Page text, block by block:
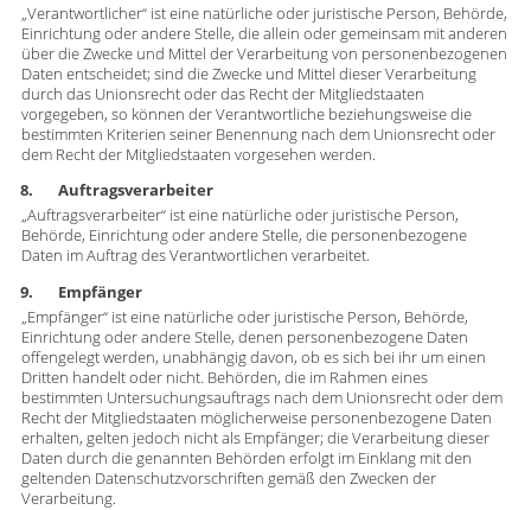
„Verantwortlicher“ ist eine natürliche oder juristische Person, Behörde,
Einrichtung oder andere Stelle, die allein oder gemeinsam mit anderen
über die Zwecke und Mittel der Verarbeitung von personenbezogenen
Daten entscheidet; sind die Zwecke und Mittel dieser Verarbeitung
durch das Unionsrecht oder das Recht der Mitgliedstaaten
vorgegeben, so können der Verantwortliche beziehungsweise die
bestimmten Kriterien seiner Benennung nach dem Unionsrecht oder
dem Recht der Mitgliedstaaten vorgesehen werden.
8. Auftragsverarbeiter
„Auftragsverarbeiter“ ist eine natürliche oder juristische Person,
Behörde, Einrichtung oder andere Stelle, die personenbezogene
Daten im Auftrag des Verantwortlichen verarbeitet.
9. Empfänger
„Empfänger“ ist eine natürliche oder juristische Person, Behörde,
Einrichtung oder andere Stelle, denen personenbezogene Daten
offengelegt werden, unabhängig davon, ob es sich bei ihr um einen
Dritten handelt oder nicht. Behörden, die im Rahmen eines
bestimmten Untersuchungsauftrags nach dem Unionsrecht oder dem
Recht der Mitgliedstaaten möglicherweise personenbezogene Daten
erhalten, gelten jedoch nicht als Empfänger; die Verarbeitung dieser
Daten durch die genannten Behörden erfolgt im Einklang mit den
geltenden Datenschutzvorschriften gemäß den Zwecken der
Verarbeitung.